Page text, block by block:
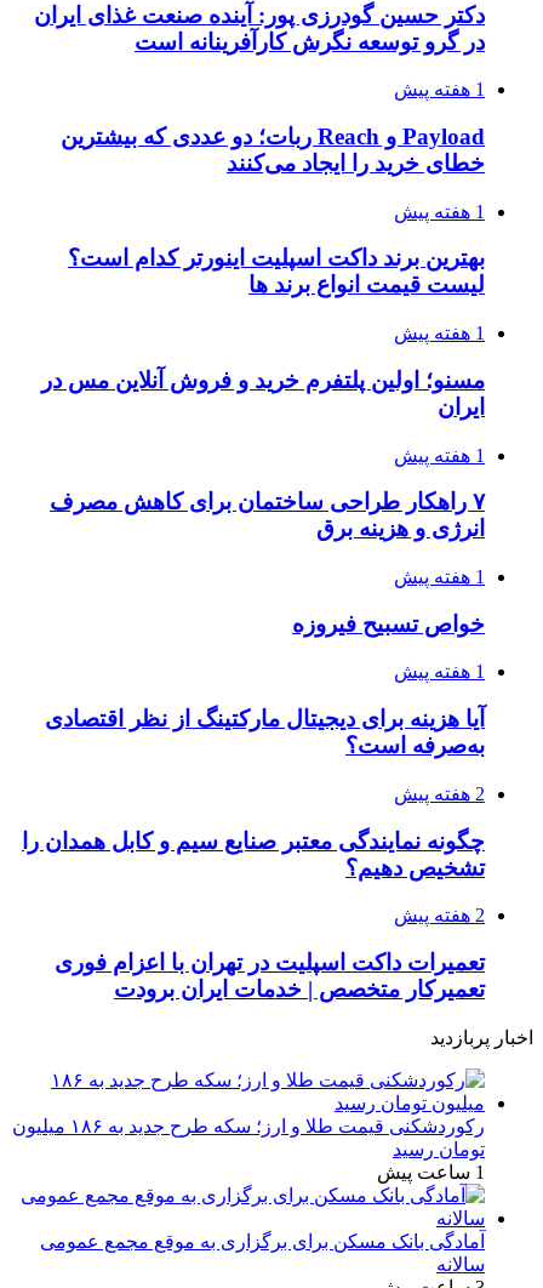
دکتر حسین گودرزی پور: آینده صنعت غذای ایران
در گرو توسعه نگرش کارآفرینانه است
1 هفته پیش
Payload و Reach ربات؛ دو عددی که بیشترین
خطای خرید را ایجاد می‌کنند
1 هفته پیش
بهترین برند داکت اسپلیت اینورتر کدام است؟
لیست قیمت انواع برند ها
1 هفته پیش
مسنو؛ اولین پلتفرم خرید و فروش آنلاین مس در
ایران
1 هفته پیش
۷ راهکار طراحی ساختمان برای کاهش مصرف
انرژی و هزینه برق
1 هفته پیش
خواص تسبیح فیروزه
1 هفته پیش
آیا هزینه برای دیجیتال مارکتینگ از نظر اقتصادی
به‌صرفه است؟
2 هفته پیش
چگونه نمایندگی معتبر صنایع سیم و کابل همدان را
تشخیص دهیم؟
2 هفته پیش
تعمیرات داکت اسپلیت در تهران با اعزام فوری
تعمیرکار متخصص | خدمات ایران برودت
اخبار پربازدید
رکوردشکنی قیمت طلا و ارز؛ سکه طرح جدید به ۱۸۶ میلیون
تومان رسید
1 ساعت پیش
آمادگی بانک مسکن برای برگزاری به موقع مجمع عمومی
سالانه